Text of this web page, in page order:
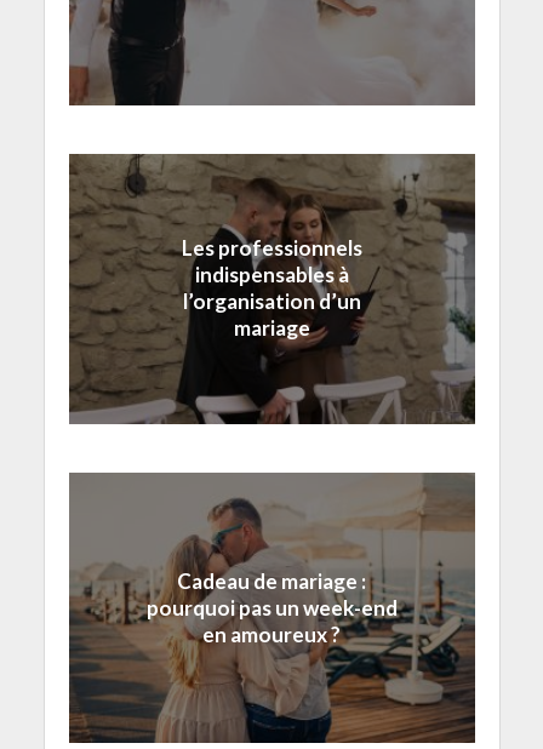
Les professionnels
indispensables à
l’organisation d’un
mariage
Cadeau de mariage :
pourquoi pas un week-end
en amoureux ?